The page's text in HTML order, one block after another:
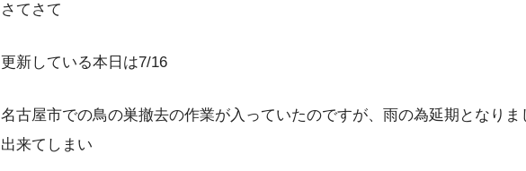
さてさて
更新している本日は7/16
名古屋市での鳥の巣撤去の作業が入っていたのですが、雨の為延期となり
出来てしまい